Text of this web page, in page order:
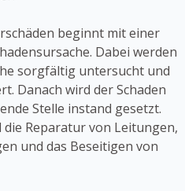
beginnt mit einer
Dabei werden
sorgfältig untersucht und
Danach wird der Schaden
Stelle instand gesetzt.
Reparatur von Leitungen,
und das Beseitigen von